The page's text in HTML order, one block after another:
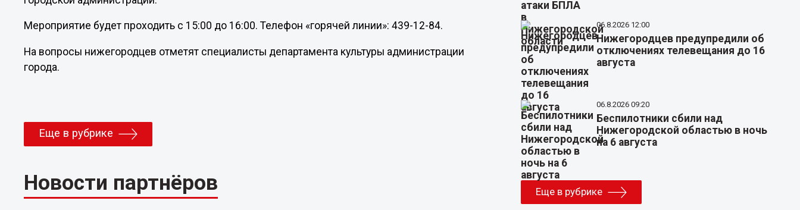
Мероприятие будет проходить с 15:00 до 16:00. Телефон «горячей линии»: 439-12-84.
На вопросы нижегородцев отметят специалисты департамента культуры администрации
города.
Еще в рубрике
Новости партнёров
06.8.2026 12:00
Нижегородцев предупредили об
отключениях телевещания до 16
августа
06.8.2026 09:20
Беспилотники сбили над
Нижегородской областью в ночь
на 6 августа
Еще в рубрике